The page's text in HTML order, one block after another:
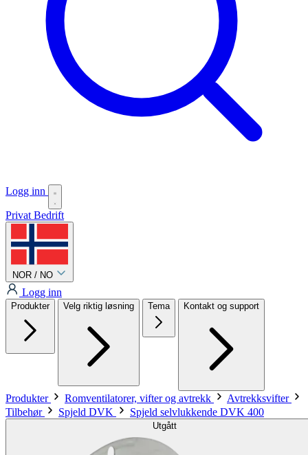
Logg inn
Privat Bedrift
NOR / NO
Logg inn
Produkter Velg riktig løsning Tema Kontakt og support
Produkter Romventilatorer, vifter og avtrekk
Avtrekksvifter
Tilbehør
Spjeld DVK Spjeld selvlukkende DVK 400
Utgått